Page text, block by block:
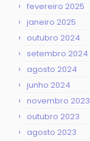
fevereiro 2025
janeiro 2025
outubro 2024
setembro 2024
agosto 2024
junho 2024
novembro 2023
outubro 2023
agosto 2023